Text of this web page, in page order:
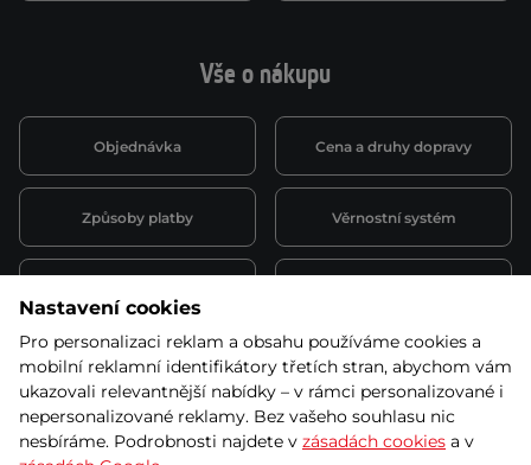
Vše o nákupu
Objednávka Cena a druhy dopravy
Způsoby platby Věrnostní systém
Půjčovna
obchodní podmínky
Kariéra
Nastavení cookies
Pro personalizaci reklam a obsahu používáme cookies a
mobilní reklamní identifikátory třetích stran, abychom vám
ukazovali relevantnější nabídky – v rámci personalizované i
nepersonalizované reklamy. Bez vašeho souhlasu nic
nesbíráme. Podrobnosti najdete v zásadách cookies a v